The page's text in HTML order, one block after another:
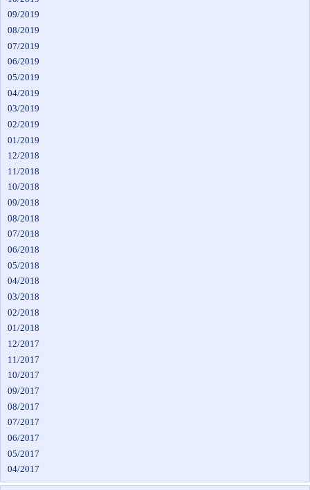
09/2019
08/2019
07/2019
06/2019
05/2019
04/2019
03/2019
02/2019
01/2019
12/2018
11/2018
10/2018
09/2018
08/2018
07/2018
06/2018
05/2018
04/2018
03/2018
02/2018
01/2018
12/2017
11/2017
10/2017
09/2017
08/2017
07/2017
06/2017
05/2017
04/2017